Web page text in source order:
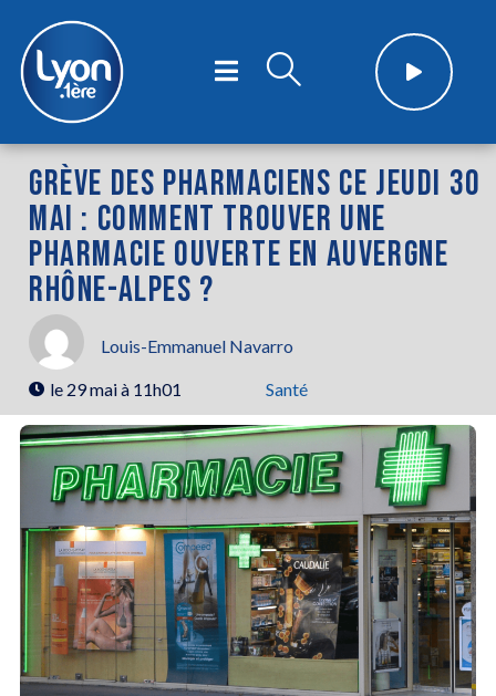
GRÈVE DES PHARMACIENS CE JEUDI 30
MAI : COMMENT TROUVER UNE
PHARMACIE OUVERTE EN AUVERGNE
RHÔNE-ALPES ?
Louis-Emmanuel Navarro
le 29 mai à 11h01 Santé